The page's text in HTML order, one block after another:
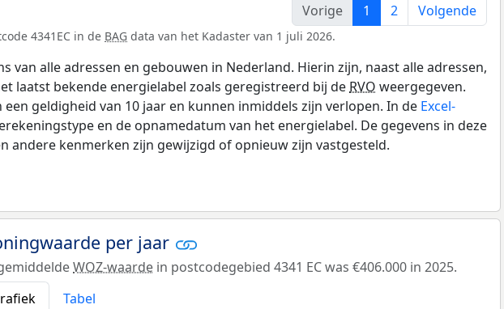
Vorige
1 2 Volgende
4341EC in de BAG data van het Kadaster van 1 juli 2026.
van alle adressen en gebouwen in Nederland. Hierin zijn, naast alle adressen,
laatst bekende energielabel zoals geregistreerd bij de RVO weergegeven.
geldigheid van 10 jaar en kunnen inmiddels zijn verlopen. In de Excel-
en de opnamedatum van het energielabel. De gegevens in deze
andere kenmerken zijn gewijzigd of opnieuw zijn vastgesteld.
per jaar
WOZ-waarde in postcodegebied 4341 EC was €406.000 in 2025.
Tabel